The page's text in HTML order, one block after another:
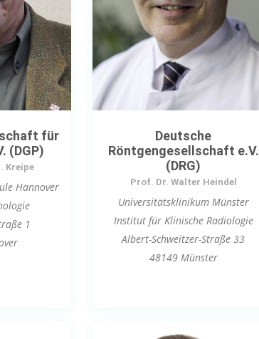
für
(DGP)
Kreipe
Hannover
1
Deutsche
Röntgengesellschaft e.V.
(DRG)
Prof. Dr. Walter Heindel
Universitätsklinikum Münster
Institut für Klinische Radiologie
Albert-Schweitzer-Straße 33
48149 Münster